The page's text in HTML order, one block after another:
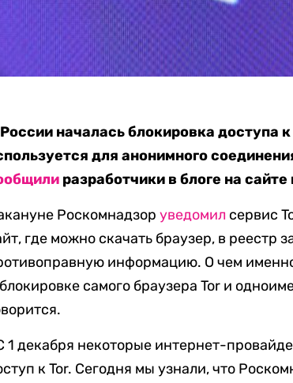
началась блокировка доступа
для анонимного
разработчики в блоге на сайте
Роскомнадзоруведомил сервис
где можно скачать браузер, в реестр
информацию. О чем
самого браузера Tor и
1 декабря некоторые интернет-
к Tor. Сегодня мы узнали, что